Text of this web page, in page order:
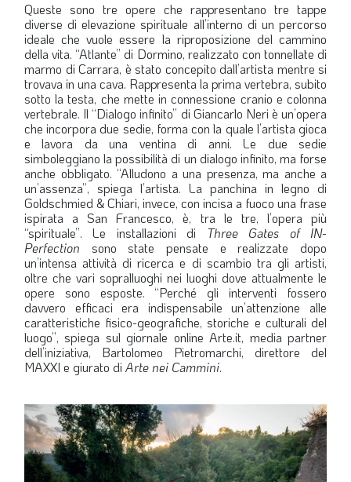
Queste sono tre opere che rappresentano tre tappe
diverse di elevazione spirituale all’interno di un percorso
ideale che vuole essere la riproposizione del cammino
della vita. “Atlante” di Dormino, realizzato con tonnellate di
marmo di Carrara, è stato concepito dall’artista mentre si
trovava in una cava. Rappresenta la prima vertebra, subito
sotto la testa, che mette in connessione cranio e colonna
vertebrale. Il “Dialogo infinito” di Giancarlo Neri è un’opera
che incorpora due sedie, forma con la quale l’artista gioca
e lavora da una ventina di anni. Le due sedie
simboleggiano la possibilità di un dialogo infinito, ma forse
anche obbligato. “Alludono a una presenza, ma anche a
un’assenza”, spiega l’artista. La panchina in legno di
Goldschmied & Chiari, invece, con incisa a fuoco una frase
ispirata a San Francesco, è, tra le tre, l’opera più
“spirituale”. Le installazioni di Three Gates of IN-
Perfection sono state pensate e realizzate dopo
un’intensa attività di ricerca e di scambio tra gli artisti,
oltre che vari sopralluoghi nei luoghi dove attualmente le
opere sono esposte. “Perché gli interventi fossero
davvero efficaci era indispensabile un’attenzione alle
caratteristiche fisico-geografiche, storiche e culturali del
luogo”, spiega sul giornale online Arte.it, media partner
dell’iniziativa, Bartolomeo Pietromarchi, direttore del
MAXXI e giurato di Arte nei Cammini.